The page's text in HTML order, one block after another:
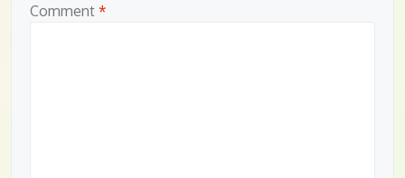
Comment *